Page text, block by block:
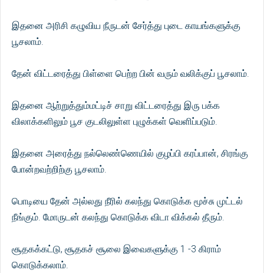
இதனை அரிசி கழுவிய நீருடன் சேர்த்து புடை காயங்களுக்கு
பூசலாம்.
தேன் விட்டரைத்து பிள்ளை பெற்ற பின் வரும் வலிக்குப் பூசலாம்.
இதனை ஆற்றுத்தும்மட்டிச் சாறு விட்டரைத்து இரு பக்க
விலாக்களிலும் பூச குடலிலுள்ள புழுக்கள் வெளிப்படும்.
இதனை அரைத்து நல்லெண்ணெயில் குழப்பி கரப்பான், சிரங்கு
போன்றவற்றிற்கு பூசலாம்.
பொடியை தேன் அல்லது நீரில் கலந்து கொடுக்க மூச்சு முட்டல்
நீங்கும். மோருடன் கலந்து கொடுக்க விடா விக்கல் தீரும்.
சூதகக்கட்டு, சூதகச் சூலை இவைகளுக்கு 1 -3 கிராம்
கொடுக்கலாம்.